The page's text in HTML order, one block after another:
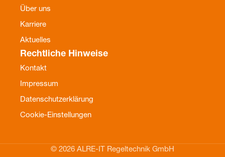
Über uns
Karriere
Aktuelles
Rechtliche Hinweise
Kontakt
Impressum
Datenschutzerklärung
Cookie-Einstellungen
© 2026 ALRE-IT Regeltechnik GmbH